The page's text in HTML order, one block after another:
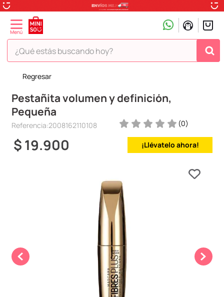
¿Qué estás buscando hoy?
Regresar
Pestañita volumen y definición,
Pequeña
Referencia:2008162110108 (0)
$19.900 ¡Llévatelo ahora!
TÉRMINOS MÁS BUSCADOS
1.
peluche
2.
hello kitty
3.
snoopy
4.
ositos cariñositos
10. one piece